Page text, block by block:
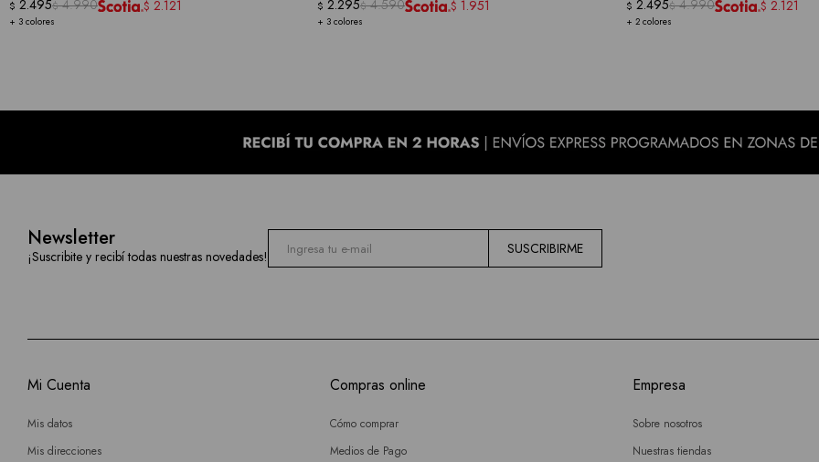
+ 3 colores
$ 2.495$ 4.990 $ 2.121
WEATHERPROOF
+ 3 colores
$ 2.295$ 4.590 $ 1.951
+ 2 colores
$ 2.495$ 4.990 $ 2.121
Newsletter
¡Suscribite y recibí todas nuestras novedades! SUSCRIBIRME
Mi Cuenta
Mis datos
Mis direcciones
Compras online
Cómo comprar
Medios de Pago
Empresa
Sobre nosotros
Nuestras tiendas